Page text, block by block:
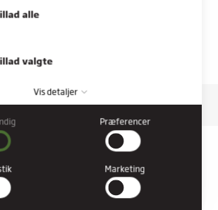
og analysepartnere. Vores
disse data med andre
har givet dem, eller som de har
valgte
alle
Vis detaljer
hjælper med at gøre en hjemmeside
grundlæggende funktioner såsom
adgang til sikre områder af hjemmesiden.
ikke fungere ordentligt uden disse cookies.
Præferencer
Marketing
All rights reserved.